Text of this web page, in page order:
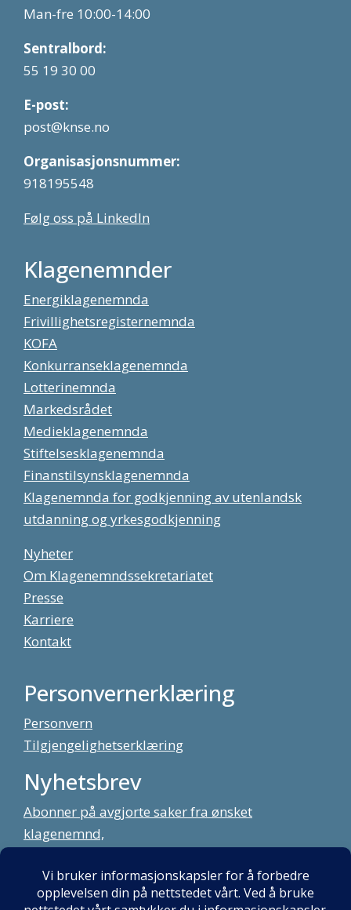
Man-fre 10:00-14:00
Sentralbord:
55 19 30 00
E-post:
post@knse.no
Organisasjonsnummer:
918195548
Følg oss på LinkedIn
Klagenemnder
Energiklagenemnda
Frivillighetsregisternemnda
KOFA
Konkurranseklagenemnda
Lotterinemnda
Markedsrådet
Medieklagenemnda
Stiftelsesklagenemnda
Finanstilsynsklagenemnda
Klagenemnda for godkjenning av utenlandsk
utdanning og yrkesgodkjenning
Nyheter
Om Klagenemndssekretariatet
Presse
Karriere
Kontakt
Personvernerklæring
Personvern
Tilgjengelighetserklæring
Nyhetsbrev
Abonner på avgjorte saker fra ønsket
klagenemnd,